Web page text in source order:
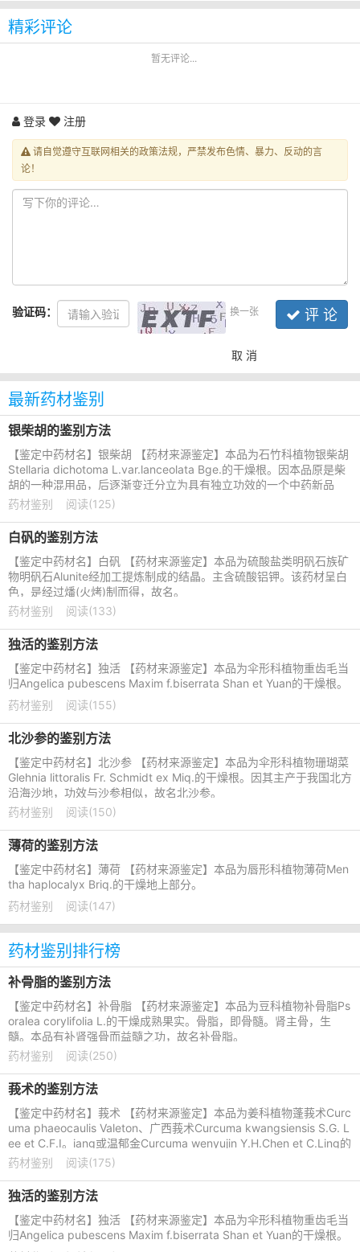
精彩评论
暂无评论...
登录 注册
请自觉遵守互联网相关的政策法规，严禁发布色情、暴力、反动的言
论！
验证码： 换一张 评 论
取 消
最新药材鉴别
银柴胡的鉴别方法
【鉴定中药材名】银柴胡 【药材来源鉴定】本品为石竹科植物银柴胡
Stellaria dichotoma L.var.lanceolata Bge.的干燥根。因本品原是柴
胡的一种混用品，后逐渐变迁分立为具有独立功效的一个中药新品
种，其根白色如银，
药材鉴别 阅读(125)
白矾的鉴别方法
【鉴定中药材名】白矾 【药材来源鉴定】本品为硫酸盐类明矾石族矿
物明矾石Alunite经加工提炼制成的结晶。主含硫酸铝钾。该药材呈白
色，是经过燔(火烤)制而得，故名。
药材鉴别
阅读(133)
独活的鉴别方法
【鉴定中药材名】独活 【药材来源鉴定】本品为伞形科植物重齿毛当
归Angelica pubescens Maxim f.biserrata Shan et Yuan的干燥根。
药材鉴别
阅读(155)
北沙参的鉴别方法
【鉴定中药材名】北沙参 【药材来源鉴定】本品为伞形科植物珊瑚菜
Glehnia littoralis Fr. Schmidt ex Miq.的干燥根。因其主产于我国北方
沿海沙地，功效与沙参相似，故名北沙参。
药材鉴别
阅读(150)
薄荷的鉴别方法
【鉴定中药材名】薄荷 【药材来源鉴定】本品为唇形科植物薄荷Men
tha haplocalyx Briq.的干燥地上部分。
药材鉴别
阅读(147)
药材鉴别排行榜
补骨脂的鉴别方法
【鉴定中药材名】补骨脂 【药材来源鉴定】本品为豆科植物补骨脂Ps
oralea corylifolia L.的干燥成熟果实。骨脂，即骨髓。肾主骨，生
髓。本品有补肾强骨而益髓之功，故名补骨脂。
药材鉴别
阅读(250)
莪术的鉴别方法
【鉴定中药材名】莪术 【药材来源鉴定】本品为姜科植物蓬莪术Curc
uma phaeocaulis Valeton、广西莪术Curcuma kwangsiensis S.G. L
ee et C.F.I。iang或温郁金Curcuma wenyujin Y.H.Chen et C.Ling的
干燥根茎。后者习称
药材鉴别 阅读(175)
独活的鉴别方法
【鉴定中药材名】独活 【药材来源鉴定】本品为伞形科植物重齿毛当
归Angelica pubescens Maxim f.biserrata Shan et Yuan的干燥根。